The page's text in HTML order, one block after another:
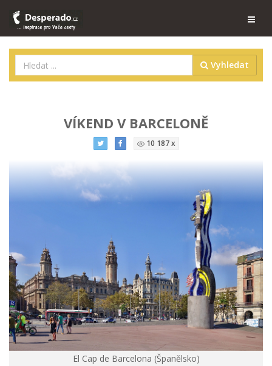
Vyhledat
VÍKEND V BARCELONĚ
10 187 x
El Cap de Barcelona (Španělsko)